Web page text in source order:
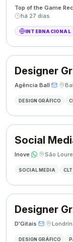
Top of the Game
há 27 dias
INTERNACIONAL
Designer
Agência Ball· ·
DESIGN GRÁFICO
Social
Inove· ·
SOCIAL MEDIA CLT
Designer
D'Gitais· ·
DESIGN GRÁFICO